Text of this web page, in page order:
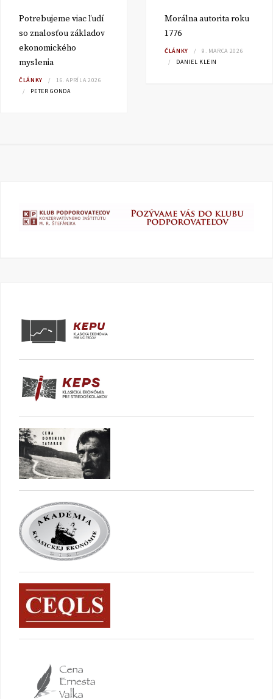
Potrebujeme viac ľudí
so znalosťou základov
ekonomického
myslenia
ČLÁNKY
16. APRÍLA 2026
PETER GONDA
Morálna autorita roku
1776
ČLÁNKY
9. MARCA 2026
DANIEL KLEIN